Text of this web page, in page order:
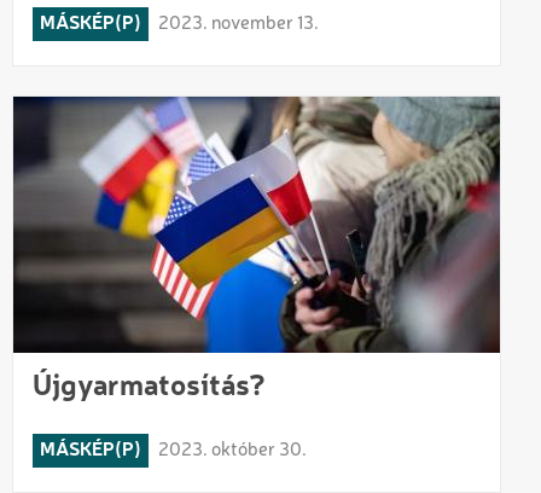
MÁSKÉP(P) 2023. november 13.
Újgyarmatosítás?
MÁSKÉP(P) 2023. október 30.